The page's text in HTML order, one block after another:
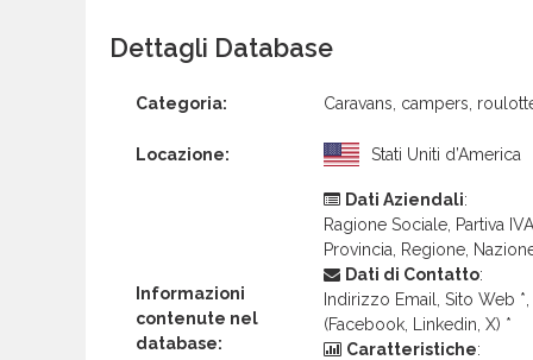
Dettagli Database
Categoria: Caravans, campers,
Locazione: Stati Uniti d’America
Informazioni
contenute nel
database:
Dati Aziendali:
Ragione Sociale, Partiva
Provincia, Regione,
Dati di Contatto:
Indirizzo Email, Sito Web
(Facebook, Linkedin, X) *
Caratteristiche: